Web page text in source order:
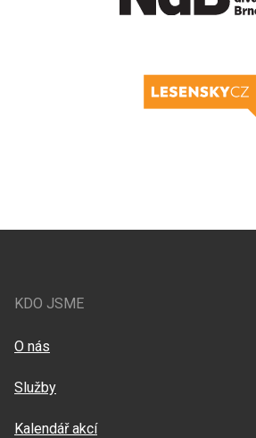
KDO JSME
O nás
Služby
Kalendář akcí